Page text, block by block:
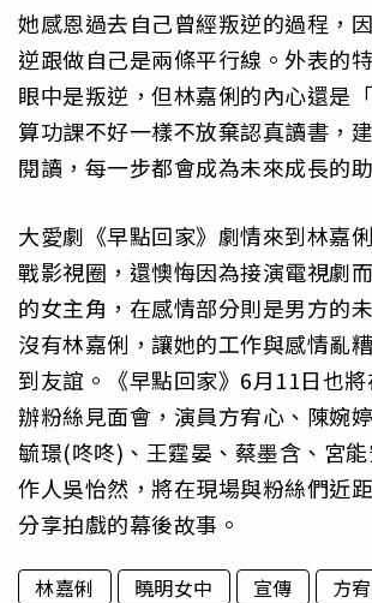
她感恩過去自己曾經叛逆的過程，
逆跟做自己是兩條平行線。外表的
眼中是叛逆，但林嘉俐的內心還是
算功課不好一樣不放棄認真讀書，
閱讀，每一步都會成為未來成長的
大愛劇《早點回家》劇情來到林嘉
戰影視圈，還懊悔因為接演電視劇
的女主角，在感情部分則是男方的
沒有林嘉俐，讓她的工作與感情亂
到友誼。《早點回家》6月11日也
辦粉絲見面會，演員方宥心、陳婉
毓璟(咚咚)、王霆晏、蔡墨含、宮
作人吳怡然，將在現場與粉絲們近
分享拍戲的幕後故事。
林嘉俐 曉明女中 宣傳 方